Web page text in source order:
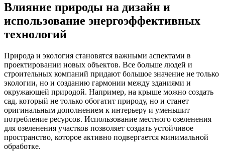
Влияние природы на дизайн и
использование энергоэффективных
технологий
Природа и экология становятся важными аспектами в
проектировании новых объектов. Все больше людей и
строительных компаний придают большое значение не только
экологии, но и созданию гармонии между зданиями и
окружающей природой. Например, на крыше можно создать
сад, который не только обогатит природу, но и станет
оригинальным дополнением к интерьеру и уменьшит
потребление ресурсов. Использование местного озеленения
для озеленения участков позволяет создать устойчивое
пространство, которое активно подвергается минимальной
обработке.